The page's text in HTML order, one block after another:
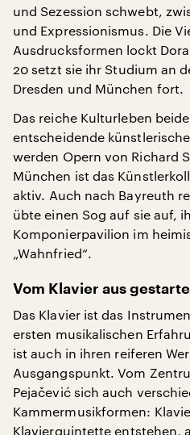
und Sezession schwebt,
und Expressionismus. Die
Ausdrucksformen lockt
20 setzt sie ihr Studium an
Dresden und München fort.
Das reiche Kulturleben
entscheidende
werden Opern von Richard
München ist das
aktiv. Auch nach Bayreuth
übte einen Sog auf sie auf,
Komponierpavilion im
„Wahnfried“.
Vom Klavier aus
Das Klavier ist das
ersten musikalischen
ist auch in ihren reiferen
Ausgangspunkt. Vom
Pejačević sich auch
Kammermusikformen:
Klavierquintette entstehen,